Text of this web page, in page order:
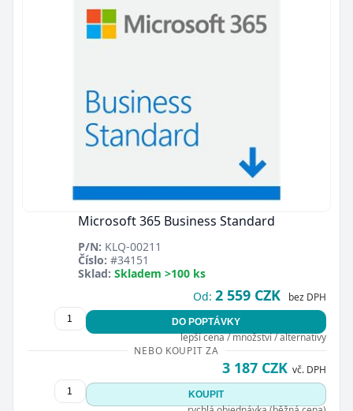
Microsoft 365 Business Standard
P/N: KLQ-00211
Číslo: #34151
Sklad: Skladem >100 ks
Od: 2 559 CZK bez DPH
DO POPTÁVKY
lepší cena / množství / alternativy
NEBO KOUPIT ZA
3 187 CZK vč. DPH
KOUPIT